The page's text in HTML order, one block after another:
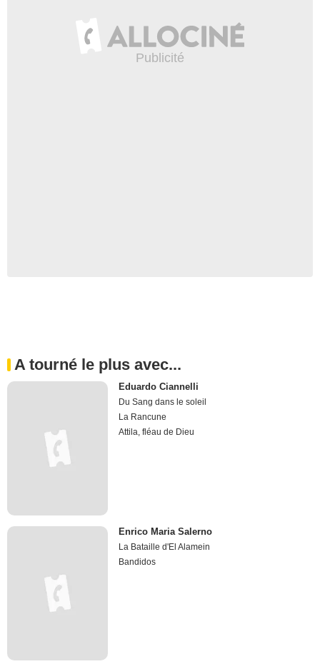
A tourné le plus avec...
Eduardo Ciannelli
Du Sang dans le soleil
La Rancune
Attila, fléau de Dieu
Enrico Maria Salerno
La Bataille d'El Alamein
Bandidos